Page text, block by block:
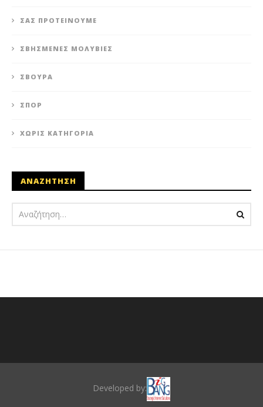
ΣΑΣ ΠΡΟΤΕΊΝΟΥΜΕ
ΣΒΗΣΜΈΝΕΣ ΜΟΛΥΒΙΈΣ
ΣΒΟΎΡΑ
ΣΠΟΡ
ΧΩΡΊΣ ΚΑΤΗΓΟΡΊΑ
ΑΝΑΖΗΤΗΣΗ
Developed by: